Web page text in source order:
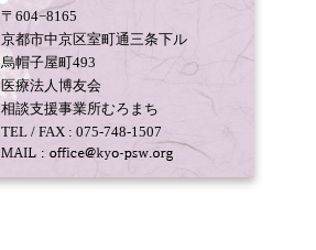
〒604−8165
京都市中京区室町通三条下ル
烏帽子屋町493
医療法人博友会
相談支援事業所むろまち
TEL / FAX : 075-748-1507